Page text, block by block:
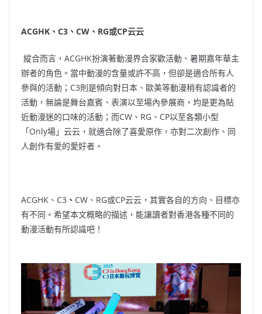
ACGHK、C3、CW、RG或CP云云
縱合而言，ACGHK扮演著動漫界合家歡活動、暑期嘉年華主
辦者的角色。當中動漫的含量或許不高，但卻是適合所有人
參與的活動；C3則是傾向對日本、歐美等動漫稍有認識者的
活動，無論是舞台嘉賓、表演以至場內參展商，均是更為貼
近動漫迷的口味的活動；而CW、RG、CP以至各類小型
「Only場」云云，就適合除了喜愛原作，亦對二次創作、同
人創作有愛的愛好者。
ACGHK、C3 、 CW、RG或CP云云，其實各自的方向、目標亦
有不同。希望本文概略的描述，能讓讀者對香港各種不同的
動漫活動有所認識吧！